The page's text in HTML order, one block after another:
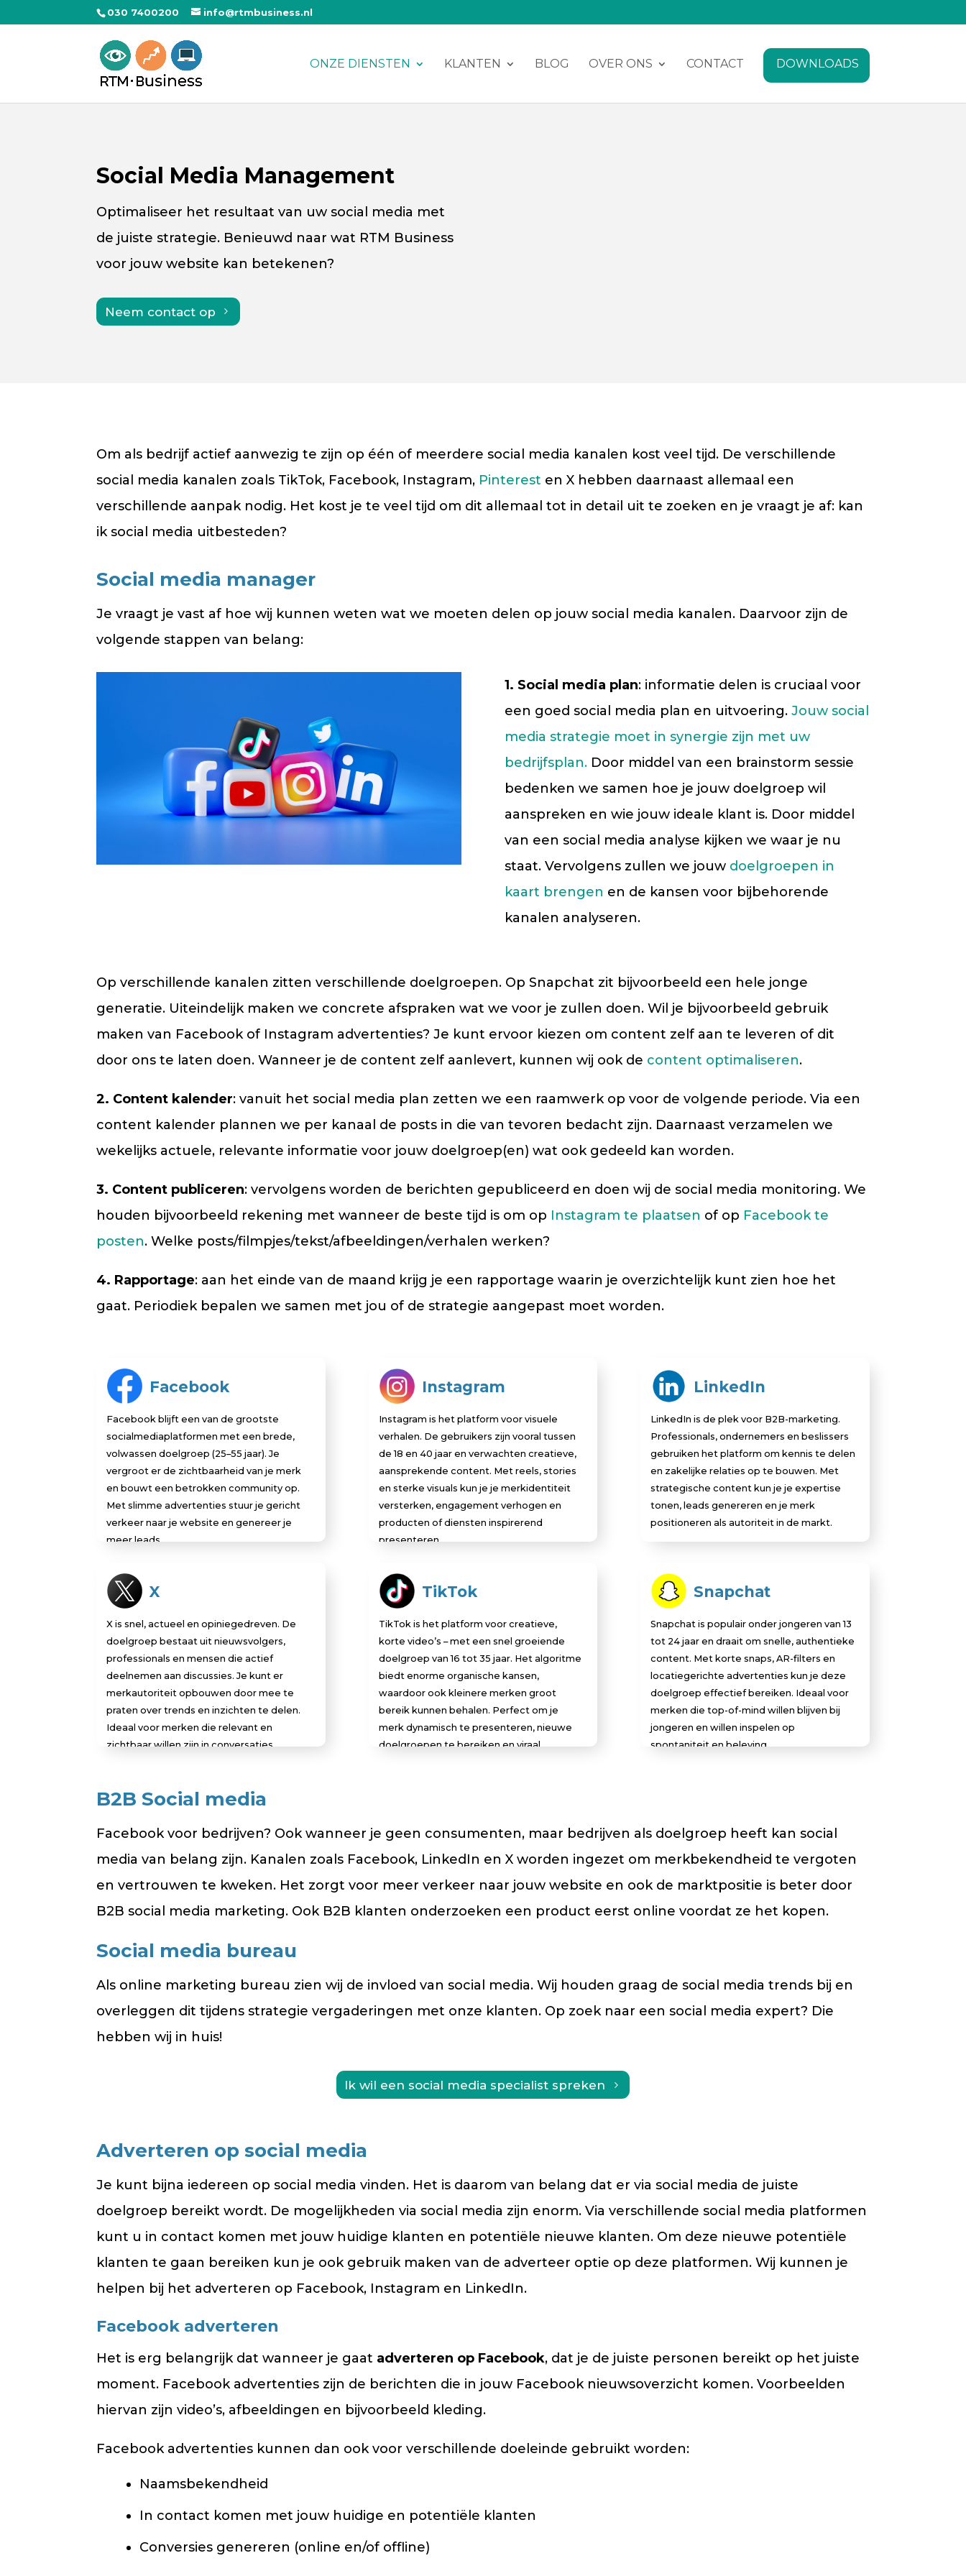
030 7400200 info@rtmbusiness.nl
ONZE DIENSTEN KLANTEN BLOG OVER ONS CONTACT DOWNLOADS
Social Media Management
Optimaliseer het resultaat van uw social media met
de juiste strategie. Benieuwd naar wat RTM Business
voor jouw website kan betekenen?
Neem contact op
Om als bedrijf actief aanwezig te zijn op één of meerdere social media kanalen kost veel tijd. De verschillende
social media kanalen zoals TikTok, Facebook, Instagram, Pinterest en X hebben daarnaast allemaal een
verschillende aanpak nodig. Het kost je te veel tijd om dit allemaal tot in detail uit te zoeken en je vraagt je af: kan
ik social media uitbesteden?
Social media manager
Je vraagt je vast af hoe wij kunnen weten wat we moeten delen op jouw social media kanalen. Daarvoor zijn de
volgende stappen van belang:
1. Social media plan: informatie delen is cruciaal voor
een goed social media plan en uitvoering. Jouw social
media strategie moet in synergie zijn met uw
bedrijfsplan.Door middel van een brainstorm sessie
bedenken we samen hoe je jouw doelgroep wil
aanspreken en wie jouw ideale klant is. Door middel
van een social media analyse kijken we waar je nu
staat. Vervolgens zullen we jouw doelgroepen in
kaart brengen en de kansen voor bijbehorende
kanalen analyseren.
Op verschillende kanalen zitten verschillende doelgroepen. Op Snapchat zit bijvoorbeeld een hele jonge
generatie. Uiteindelijk maken we concrete afspraken wat we voor je zullen doen. Wil je bijvoorbeeld gebruik
maken van Facebook of Instagram advertenties? Je kunt ervoor kiezen om content zelf aan te leveren of dit
door ons te laten doen. Wanneer je de content zelf aanlevert, kunnen wij ook de content optimaliseren.
2. Content kalender: vanuit het social media plan zetten we een raamwerk op voor de volgende periode. Via een
content kalender plannen we per kanaal de posts in die van tevoren bedacht zijn. Daarnaast verzamelen we
wekelijks actuele, relevante informatie voor jouw doelgroep(en) wat ook gedeeld kan worden.
3. Content publiceren: vervolgens worden de berichten gepubliceerd en doen wij de social media monitoring. We
houden bijvoorbeeld rekening met wanneer de beste tijd is om op Instagram te plaatsen of op Facebook te
posten. Welke posts/filmpjes/tekst/afbeeldingen/verhalen werken?
4. Rapportage: aan het einde van de maand krijg je een rapportage waarin je overzichtelijk kunt zien hoe het
gaat. Periodiek bepalen we samen met jou of de strategie aangepast moet worden.
Facebook
Facebook blijft een van de grootste
socialmediaplatformen met een brede,
volwassen doelgroep (25–55 jaar). Je
vergroot er de zichtbaarheid van je merk
en bouwt een betrokken community op.
Met slimme advertenties stuur je gericht
verkeer naar je website en genereer je
meer leads.
X
X is snel, actueel en opiniegedreven. De
doelgroep bestaat uit nieuwsvolgers,
professionals en mensen die actief
deelnemen aan discussies. Je kunt er
merkautoriteit opbouwen door mee te
praten over trends en inzichten te delen.
Ideaal voor merken die relevant en
zichtbaar willen zijn in conversaties.
Instagram
Instagram is het platform voor visuele
verhalen. De gebruikers zijn vooral tussen
de 18 en 40 jaar en verwachten creatieve,
aansprekende content. Met reels, stories
en sterke visuals kun je je merkidentiteit
versterken, engagement verhogen en
producten of diensten inspirerend
presenteren.
TikTok
TikTok is het platform voor creatieve,
korte video’s – met een snel groeiende
doelgroep van 16 tot 35 jaar. Het algoritme
biedt enorme organische kansen,
waardoor ook kleinere merken groot
bereik kunnen behalen. Perfect om je
merk dynamisch te presenteren, nieuwe
doelgroepen te bereiken en viraal
LinkedIn
LinkedIn is de plek voor B2B-marketing.
Professionals, ondernemers en beslissers
gebruiken het platform om kennis te delen
en zakelijke relaties op te bouwen. Met
strategische content kun je je expertise
tonen, leads genereren en je merk
positioneren als autoriteit in de markt.
Snapchat
Snapchat is populair onder jongeren van 13
tot 24 jaar en draait om snelle, authentieke
content. Met korte snaps, AR-filters en
locatiegerichte advertenties kun je deze
doelgroep effectief bereiken. Ideaal voor
merken die top-of-mind willen blijven bij
jongeren en willen inspelen op
spontaniteit en beleving.
B2B Social media
Facebook voor bedrijven? Ook wanneer je geen consumenten, maar bedrijven als doelgroep heeft kan social
media van belang zijn. Kanalen zoals Facebook, LinkedIn en X worden ingezet om merkbekendheid te vergoten
en vertrouwen te kweken. Het zorgt voor meer verkeer naar jouw website en ook de marktpositie is beter door
B2B social media marketing. Ook B2B klanten onderzoeken een product eerst online voordat ze het kopen.
Social media bureau
Als online marketing bureau zien wij de invloed van social media. Wij houden graag de social media trends bij en
overleggen dit tijdens strategie vergaderingen met onze klanten. Op zoek naar een social media expert? Die
hebben wij in huis!
Ik wil een social media specialist spreken
Adverteren op social media
Je kunt bijna iedereen op social media vinden. Het is daarom van belang dat er via social media de juiste
doelgroep bereikt wordt. De mogelijkheden via social media zijn enorm. Via verschillende social media platformen
kunt u in contact komen met jouw huidige klanten en potentiële nieuwe klanten. Om deze nieuwe potentiële
klanten te gaan bereiken kun je ook gebruik maken van de adverteer optie op deze platformen. Wij kunnen je
helpen bij het adverteren op Facebook, Instagram en LinkedIn.
Facebook adverteren
Het is erg belangrijk dat wanneer je gaat adverteren op Facebook, dat je de juiste personen bereikt op het juiste
moment. Facebook advertenties zijn de berichten die in jouw Facebook nieuwsoverzicht komen. Voorbeelden
hiervan zijn video’s, afbeeldingen en bijvoorbeeld kleding.
Facebook advertenties kunnen dan ook voor verschillende doeleinde gebruikt worden:
Naamsbekendheid
In contact komen met jouw huidige en potentiële klanten
Conversies genereren (online en/of offline)